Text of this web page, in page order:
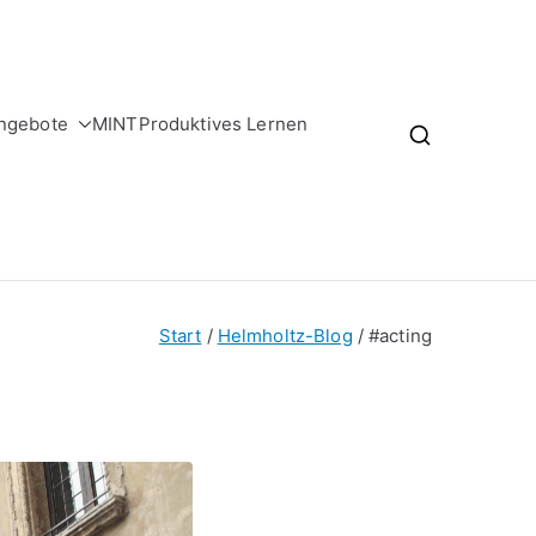
MINTProduktives Lernen
Start Helmholtz-Blog #acting